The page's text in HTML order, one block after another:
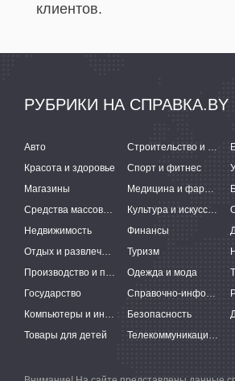
клиентов.
РУБРИКИ НА СПРАВКА.BY
Авто Строительство и ремонт
Красота и здоровье
Спорт и фитнес
Магазины
Медицина и фармацевтика
Средства массовой информации
Культура и искусство
Недвижимость
Финансы
Отдых и развлечения
Туризм
Производство и поставки
Одежда и мода
Государство
Справочно-информационные системы
Компьютеры и интернет
Безопасность
Товары для детей
Телекоммуникации и связь